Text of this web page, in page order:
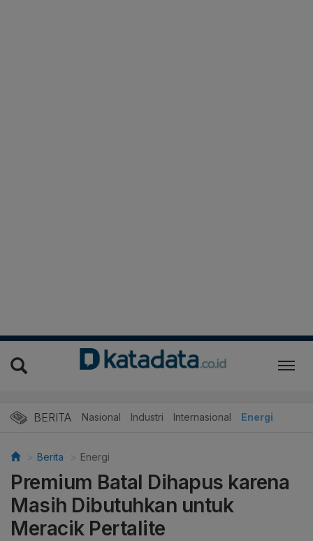
BERITA Nasional Industri Internasional Energi
Berita Energi
Premium Batal Dihapus karena
Masih Dibutuhkan untuk
Meracik Pertalite